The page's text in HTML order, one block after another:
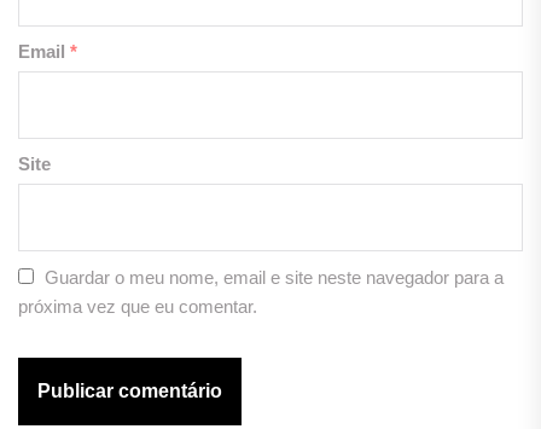
Email *
Site
Guardar o meu nome, email e site neste navegador para a
próxima vez que eu comentar.